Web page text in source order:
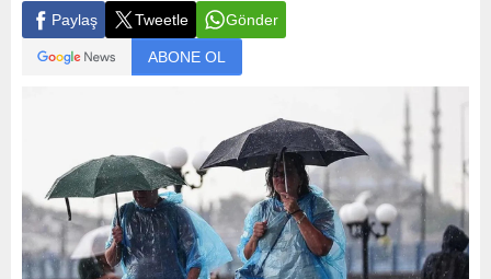
Paylaş Tweetle Gönder
ABONE OL